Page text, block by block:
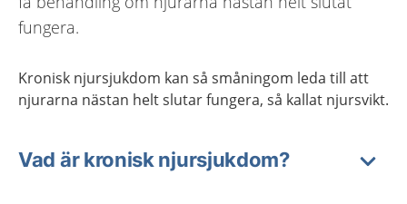
fungera.
Kronisk njursjukdom kan så småningom leda till att
njurarna nästan helt slutar fungera, så kallat njursvikt.
Vad är kronisk njursjukdom?